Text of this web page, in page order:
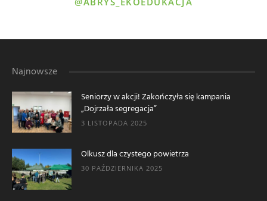
Najnowsze
Seniorzy w akcji! Zakończyła się kampania
„Dojrzała segregacja”
3 LISTOPADA 2025
Olkusz dla czystego powietrza
30 PAŹDZIERNIKA 2025